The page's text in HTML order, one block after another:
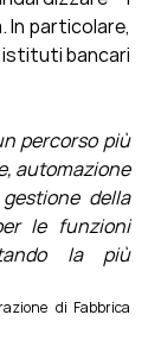
In particolare,
bancari
percorso più
automazione
della
le funzioni
la più
di Fabbrica